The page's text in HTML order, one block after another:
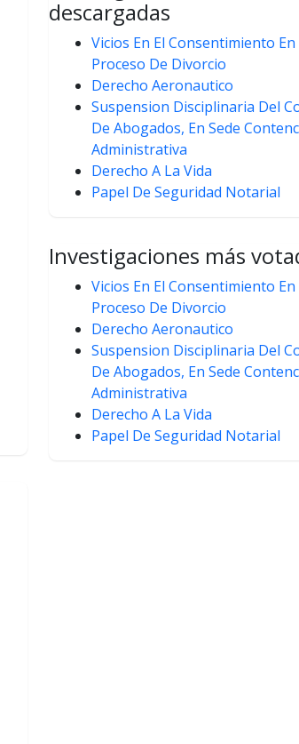
descargadas
Vicios En El Consentimiento En
Proceso De Divorcio
Derecho Aeronautico
Suspension Disciplinaria Del
De Abogados, En Sede
Administrativa
Derecho A La Vida
Papel De Seguridad Notarial
Investigaciones más
Vicios En El Consentimiento En
Proceso De Divorcio
Derecho Aeronautico
Suspension Disciplinaria Del
De Abogados, En Sede
Administrativa
Derecho A La Vida
Papel De Seguridad Notarial